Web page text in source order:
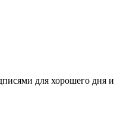
для хорошего дня и